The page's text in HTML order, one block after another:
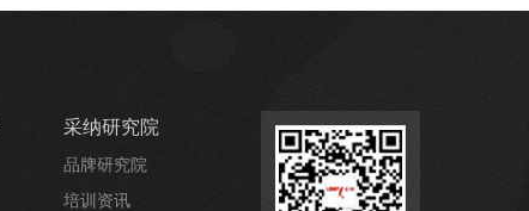
采纳研究院
品牌研究院
培训资讯